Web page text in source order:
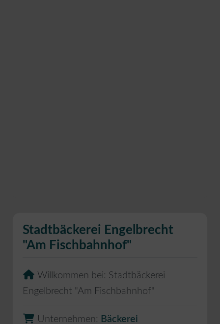
Stadtbäckerei Engelbrecht
"Am Fischbahnhof"
Willkommen bei: Stadtbäckerei
Engelbrecht "Am Fischbahnhof"
Unternehmen: Bäckerei